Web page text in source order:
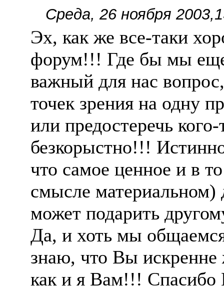
Среда, 26 ноября
Эх, как же все-таки
форум!!! Где бы мы еще
важный для нас
точек зрения на одну
или предостеречь
безкорыстно!!!
что самое ценное и в
смысле материальном)
может подарить
Да, и хоть мы
знаю, что Вы искренне
как и я Вам!!! Спасибо